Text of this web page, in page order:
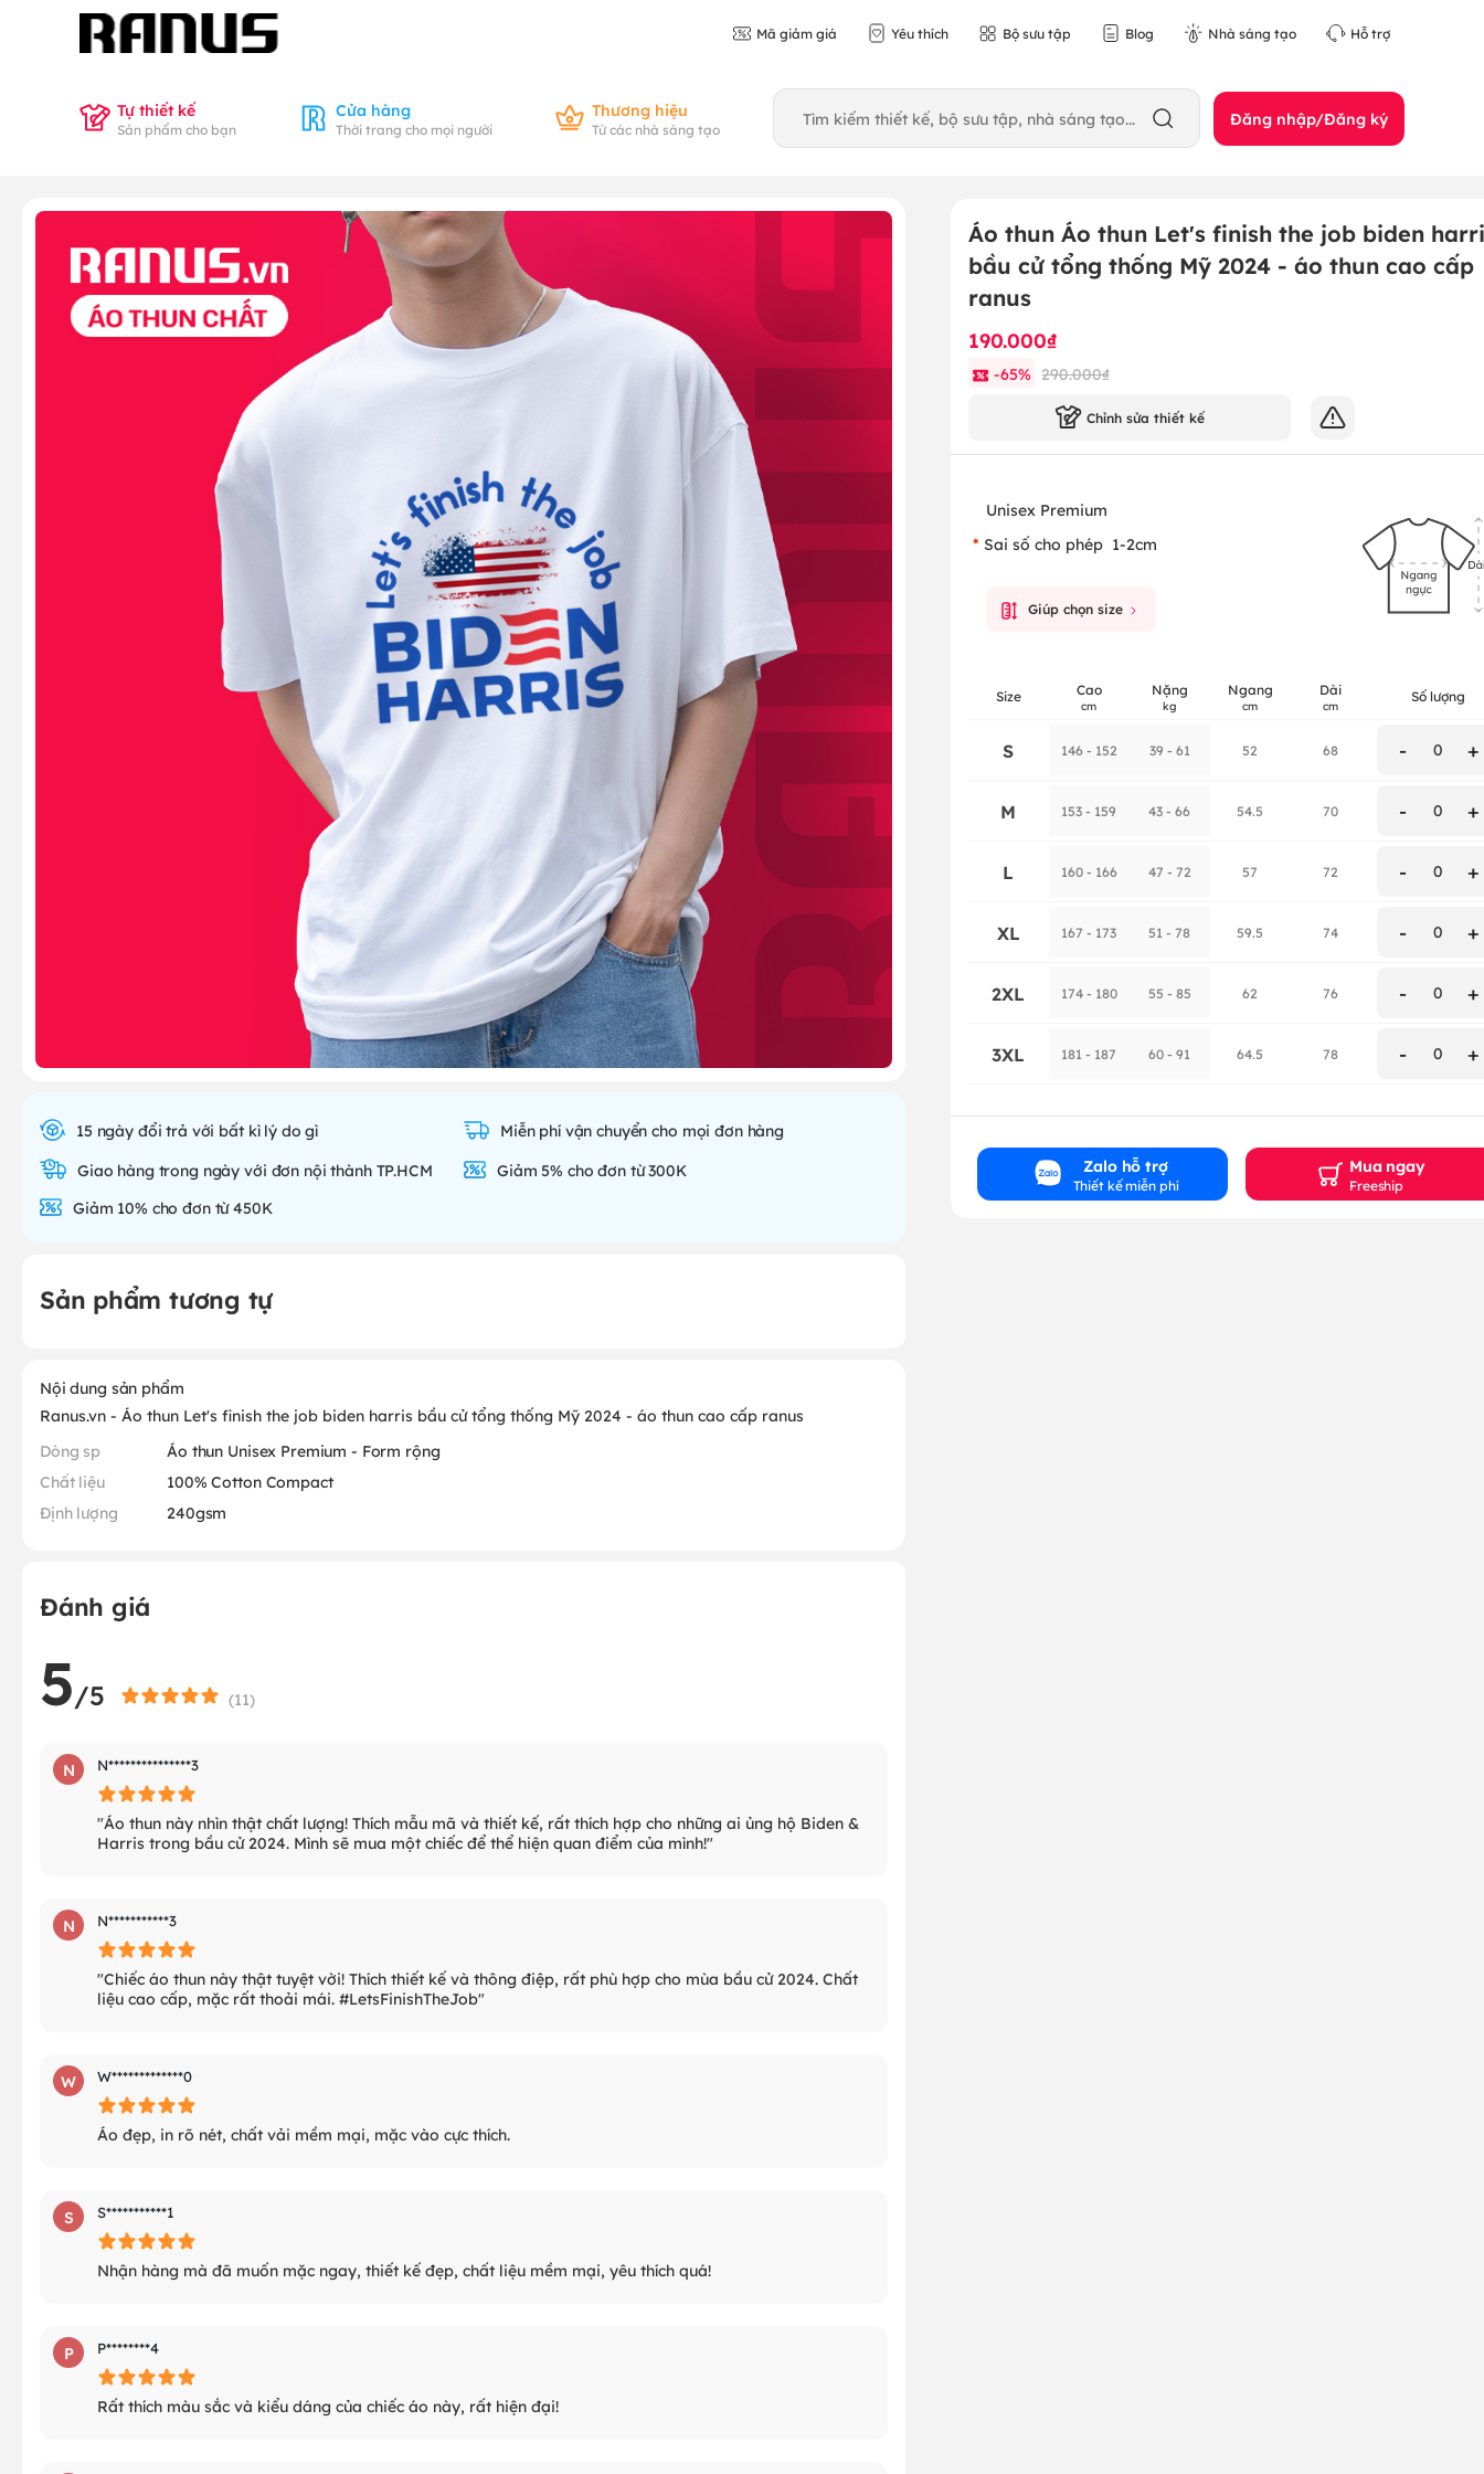
Mã giảm giá Yêu thích Bộ sưu tập Blog Nhà sáng tạo Hỗ trợ
Tự thiết kế
Sản phẩm cho bạn
Cửa hàng
Thời trang cho mọi người
Thương hiệu
Từ các nhà sáng tạo Đăng nhập/Đăng ký
15 ngày đổi trả với bất kì lý do gì
Miễn phí vận chuyển cho mọi đơn hàng
Giao hàng trong ngày với đơn nội thành TP.HCM
Giảm 5% cho đơn từ 300K
Giảm 10% cho đơn từ 450K
Sản phẩm tương tự
Nội dung sản phẩm
Ranus.vn - Áo thun Let's finish the job biden harris bầu cử tổng thống Mỹ 2024 - áo thun cao cấp ranus
Dòng sp
Áo thun Unisex Premium - Form rộng
Chất liệu
100% Cotton Compact
Định lượng
240gsm
Đánh giá
5/5 (11)
N N***************3
"Áo thun này nhìn thật chất lượng! Thích mẫu mã và thiết kế, rất thích hợp cho những ai ủng hộ Biden &
Harris trong bầu cử 2024. Mình sẽ mua một chiếc để thể hiện quan điểm của mình!"
N N***********3
"Chiếc áo thun này thật tuyệt vời! Thích thiết kế và thông điệp, rất phù hợp cho mùa bầu cử 2024. Chất
liệu cao cấp, mặc rất thoải mái. #LetsFinishTheJob"
W W*************0
Áo đẹp, in rõ nét, chất vải mềm mại, mặc vào cực thích.
S S***********1
Nhận hàng mà đã muốn mặc ngay, thiết kế đẹp, chất liệu mềm mại, yêu thích quá!
P P********4
Rất thích màu sắc và kiểu dáng của chiếc áo này, rất hiện đại!
Áo thun Áo thun Let's finish the job biden
bầu cử tổng thống Mỹ 2024 - áo thun cao cấp
ranus
190.000₫
-65% 290.000₫
Chỉnh sửa thiết kế
Unisex Premium
Sai số cho phép 1-2cm
Giúp chọn size
Size Cao
cm
Nặng
kg
Ngang
cm
Dài
cm Số lượng
S 146 - 152 39 - 61 52 68 - 0 +
M 153 - 159 43 - 66 54.5 70 - 0 +
L 160 - 166 47 - 72 57 72 - 0 +
XL 167 - 173 51 - 78 59.5 74 - 0 +
2XL 174 - 180 55 - 85 62 76 - 0 +
3XL 181 - 187 60 - 91 64.5 78 - 0 +
Zalo hỗ trợ
Thiết kế miễn phí
Mua ngay
Freeship